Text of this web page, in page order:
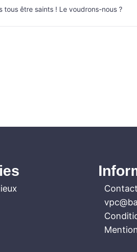
être saints ! Le voudrons-nous ?